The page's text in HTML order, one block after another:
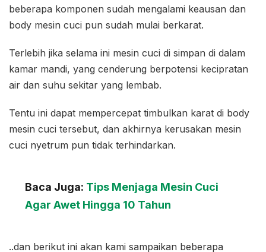
beberapa komponen sudah mengalami keausan dan
body mesin cuci pun sudah mulai berkarat.
Terlebih jika selama ini mesin cuci di simpan di dalam
kamar mandi, yang cenderung berpotensi kecipratan
air dan suhu sekitar yang lembab.
Tentu ini dapat mempercepat timbulkan karat di body
mesin cuci tersebut, dan akhirnya kerusakan mesin
cuci nyetrum pun tidak terhindarkan.
Baca Juga: Tips Menjaga Mesin Cuci
Agar Awet Hingga 10 Tahun
..dan berikut ini akan kami sampaikan beberapa